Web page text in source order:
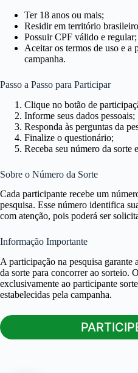
Ter 18 anos ou mais;
Residir em território
Possuir CPF válido e regular;
Aceitar os termos de uso e a
campanha.
Passo a Passo para Participar
Clique no botão de
Informe seus dados pessoais;
Responda às perguntas da
Finalize o questionário;
Receba seu número da sorte
Sobre o Número da Sorte
Cada participante recebe um
pesquisa. Esse número identifica
com atenção, pois poderá ser
Informação Importante
A participação na pesquisa garante
da sorte para concorrer ao sorteio.
exclusivamente ao participante
estabelecidas pela campanha.